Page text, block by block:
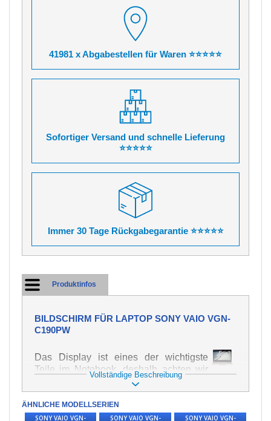
41981 x Abgabestellen für Waren ⭐⭐⭐⭐⭐
Sofortiger Versand und schnelle Lieferung
⭐⭐⭐⭐⭐
Immer 30 Tage Rückgabegarantie ⭐⭐⭐⭐⭐
Produktinfos
BILDSCHIRM FÜR LAPTOP SONY VAIO VGN-
C190PW
Das Display ist eines der wichtigste
Teile im Notebook, deshalb achten wir
auf höchste Qualität dieses Ersatzteils.
Er dient zur Darstellung von Texten und
Bildern in verschiedener Form. Zu
seiner Beschädigung kommt es sehr
Vollständige Beschreibung
ÄHNLICHE MODELLSERIEN
SONY VAIO VGN-
SONY VAIO VGN-
SONY VAIO VGN-